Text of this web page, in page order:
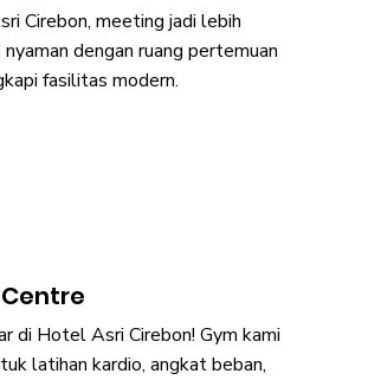
Cirebon, meeting jadi lebih
dengan ruang pertemuan
fasilitas modern.
di Hotel Asri Cirebon! Gym kami
latihan kardio, angkat beban,